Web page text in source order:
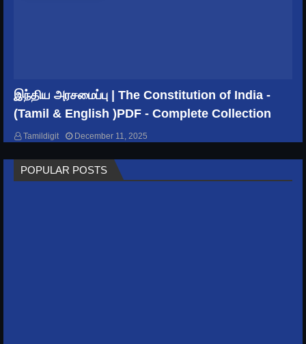
Keep Time Management
GENERAL KNOWLEDGE
India's Rivers and their Names, origin &
Length
இந்திய அரசமைப்பு | The Constitution of India -
(Tamil & English )PDF - Complete Collection
Tamildigit December 11, 2025
POPULAR POSTS